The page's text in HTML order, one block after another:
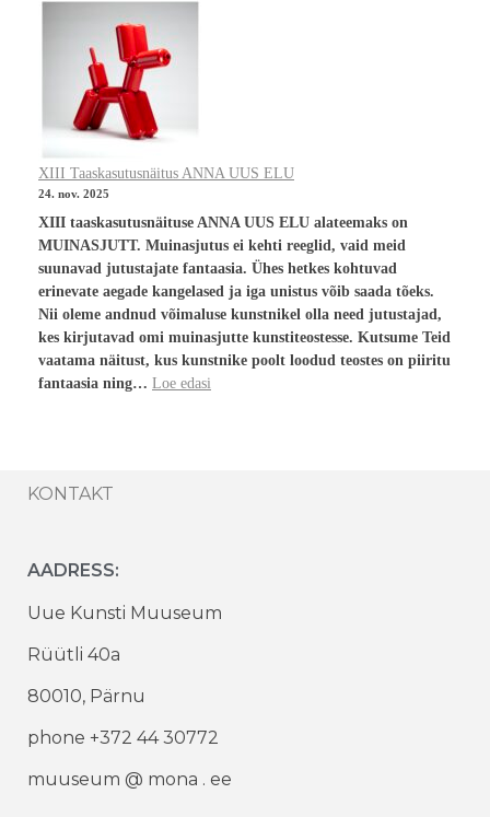
XIII Taaskasutusnäitus ANNA UUS ELU
24. nov. 2025
XIII taaskasutusnäituse ANNA UUS ELU alateemaks on
MUINASJUTT. Muinasjutus ei kehti reeglid, vaid meid
suunavad jutustajate fantaasia. Ühes hetkes kohtuvad
erinevate aegade kangelased ja iga unistus võib saada tõeks.
Nii oleme andnud võimaluse kunstnikel olla need jutustajad,
kes kirjutavad omi muinasjutte kunstiteostesse. Kutsume Teid
vaatama näitust, kus kunstnike poolt loodud teostes on piiritu
fantaasia ning… Loe edasi
KONTAKT
AADRESS:
Uue Kunsti Muuseum
Rüütli 40a
80010, Pärnu
phone +372 44 30772
muuseum @ mona . ee